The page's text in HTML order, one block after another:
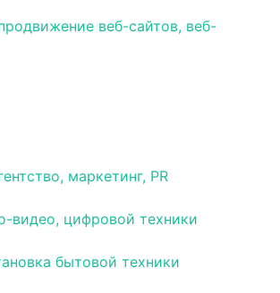
веб-сайтов, веб-
маркетинг, PR
видео, цифровой техники
бытовой техники